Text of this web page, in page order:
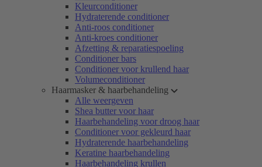
Kleurconditioner
Hydraterende conditioner
Anti-roos conditioner
Anti-kroes conditioner
Afzetting & reparatiespoeling
Conditioner bars
Conditioner voor krullend haar
Volumeconditioner
Haarmasker & haarbehandeling
Alle weergeven
Shea butter voor haar
Haarbehandeling voor droog haar
Conditioner voor gekleurd haar
Hydraterende haarbehandeling
Keratine haarbehandeling
Haarbehandeling krullen